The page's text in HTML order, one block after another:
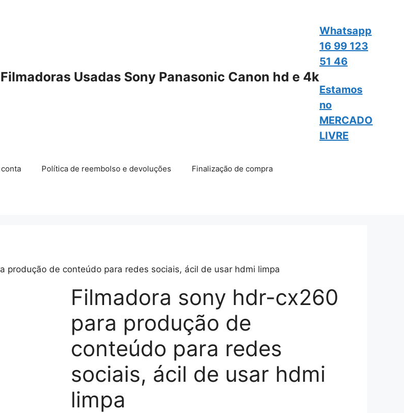
Filmadoras Usadas Sony Panasonic Canon hd e 4k
Whatsapp
16 99 123
51 46
Estamos
no
MERCADO
LIVRE
Política de reembolso e devoluções Finalização de compra
produção de conteúdo para redes sociais, ácil de usar hdmi limpa
Filmadora sony hdr-cx260
para produção de
conteúdo para redes
sociais, ácil de usar hdmi
limpa